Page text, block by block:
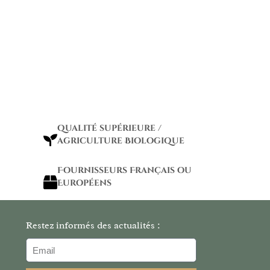
qualité supérieure /
agriculture Biologique
Fournisseurs Français ou
Européens
Restez informés des actualités :